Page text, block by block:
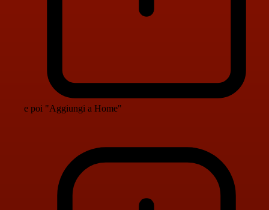
e poi "Aggiungi a Home"